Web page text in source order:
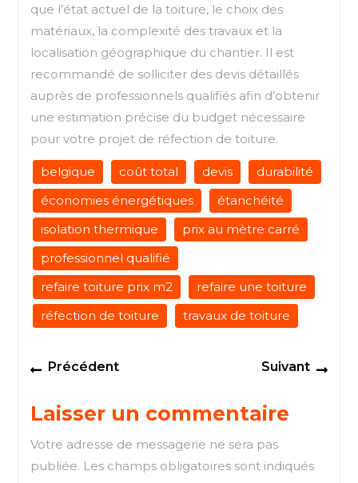
que l’état actuel de la toiture, le choix des
matériaux, la complexité des travaux et la
localisation géographique du chantier. Il est
recommandé de solliciter des devis détaillés
auprès de professionnels qualifiés afin d’obtenir
une estimation précise du budget nécessaire
pour votre projet de réfection de toiture.
belgique coût total devis
durabilité
économies énergétiques
étanchéité
isolation thermique
prix au mètre carré
professionnel qualifié
refaire toiture prix m2
refaire une toiture
réfection de toiture
travaux de toiture
Navigation
de
l’article
PrécédentPrevious
Suivant
Laisser un commentaire
Votre adresse de messagerie ne sera pas
publiée. Les champs obligatoires sont indiqués